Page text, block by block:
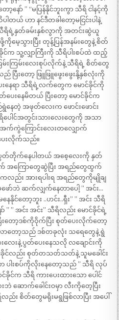
ာ့နော် ” “မပြန်နိုင်ဘူးကွာ သီရိ ငါနင့်ကို
ယ် ဟာ နင်ဒီတခါတော့မငြင်းပါနဲ့
က သီရိရဲ့နှတ်ခမ်းနှစ်လွာကို အတင်းဆွဲယူ
ေ့သွားပြီး တုန့်ပြန်အနမ်းတွေနဲ့ စိတ်
က သူ့လျှာကြီးကို သီရိပါးစပ်ထဲ ထည့်
မ်းကြမ်းလေးစုပ်လိုက်နဲ့ သီရိရဲ့ စိတ်တွေ
ြီးတော့ ဖြူဖြူဖွေးဖွေးနို့နှစ်လုံးကို
ေရာ သီရိရဲ့လက်တွေက မောင်ခိုင်ကို
ပေးနေမိတယ် ပြီးတော့ မောင်ခိုင်က
တဲ့ အဖုတ်လေးက ဖောင်းဖောင်း
ရိပေါင်အတွင်းသားလေးတွေကို အသာ
က်ကွဲကြောင်းလေးတလျှောက်
းလိုက်သည်။
ပွတ်တိုက်နေပါတယ် အစေ့လေးကို နှတ်
က် အကြောတွေဆွဲပြီး အရည်တွေထွက်
လည်း အားရပါးရ အရည်တွေကိုမျိုချ
မဖော်ဘဲ ဆက်လျှက်နေတာပေါ့ ” အင်း…
ေနိုင်တော့ဘူး ..ဟင်း..ရှီး” ” အင်း သီရိ
” ” အင်း အင်း” သီရိလည်း မောင်ခိုင်ရဲ့
ော့ဒစ်ကိုဝိုက်ပြီး စုတ်ပေးလိုက်တော့
လာတော့သည် ဒစ်တခုလုံး သရေတွေနဲ့ ရွဲ
လေးနဲ့ ပွတ်ပေးနေသလို လချောင်းကို
ခိုင်လည်း စုတ်တသတ်သတ်နဲ့ သူမခေါင်း
ပါးစပ်ကိုလိုးနေတော့သည် ” သီရိ လုပ်
ခိုင်က သီရိ ကားပေးထားသော ပေါင်
ဘဲ ဆောက်ခေါင်းဝမှာ လီးကိုတေ့ပြီး
း စိတ်တွေမရိုးမရွဖြစ်လာပြီး အပေါ်